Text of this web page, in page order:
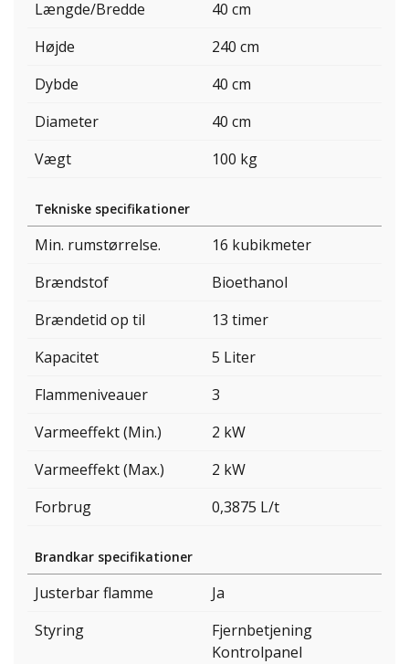
Længde/Bredde
40 cm
Højde
240 cm
Dybde
40 cm
Diameter
40 cm
Vægt
100 kg
Tekniske specifikationer
Min. rumstørrelse.
16 kubikmeter
Brændstof
Bioethanol
Brændetid op til
13 timer
Kapacitet
5 Liter
Flammeniveauer
3
Varmeeffekt (Min.)
2 kW
Varmeeffekt (Max.)
2 kW
Forbrug
0,3875 L/t
Brandkar specifikationer
Justerbar flamme
Ja
Styring
Fjernbetjening
Kontrolpanel